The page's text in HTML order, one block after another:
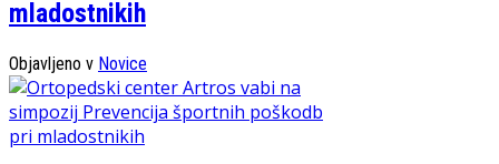
mladostnikih
Objavljeno v Novice